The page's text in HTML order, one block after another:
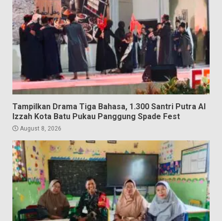
Tampilkan Drama Tiga Bahasa, 1.300 Santri Putra Al
Izzah Kota Batu Pukau Panggung Spade Fest
August 8, 2026